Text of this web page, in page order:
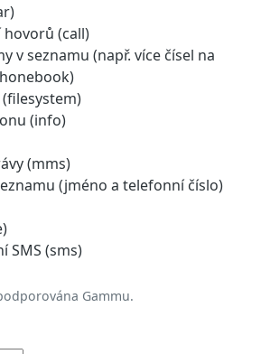
hovorů (call)
v seznamu (např. více čísel na
(info)
(mms)
(jméno a telefonní číslo)
SMS (sms)
Gammu.